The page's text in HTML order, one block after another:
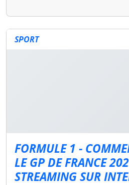
SPORT
FORMULE 1 -
LE GP DE FRANCE
STREAMING SUR